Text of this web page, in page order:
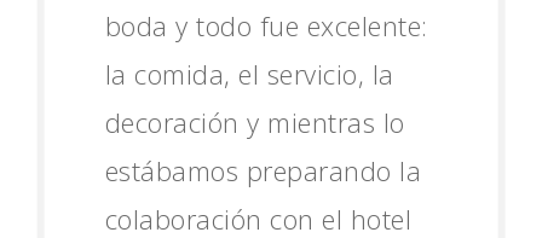
boda y todo fue excelente:
la comida, el servicio, la
decoración y mientras lo
estábamos preparando la
colaboración con el hotel